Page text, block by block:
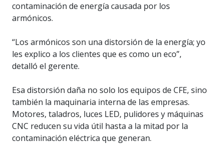
contaminación de energía causada por los
armónicos.
“Los armónicos son una distorsión de la energía; yo
les explico a los clientes que es como un eco”,
detalló el gerente.
Esa distorsión daña no solo los equipos de CFE, sino
también la maquinaria interna de las empresas.
Motores, taladros, luces LED, pulidores y máquinas
CNC reducen su vida útil hasta a la mitad por la
contaminación eléctrica que generan.